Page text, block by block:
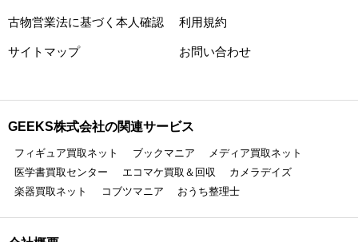
古物営業法に基づく本人確認 利用規約
サイトマップ お問い合わせ
GEEKS株式会社の関連サービス
フィギュア買取ネット ブックマニア
メディア買取ネット
医学書買取センター
エコマケ買取＆回収
カメラデイズ
楽器買取ネット
コブツマニア おうち整理士